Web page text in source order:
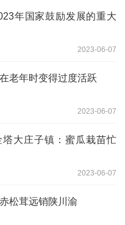
年国家鼓励发展的重大
2023-06-07
老年时变得过度活跃
2023-06-07
大庄子镇：蜜瓜栽苗忙
2023-06-07
松茸远销陕川渝